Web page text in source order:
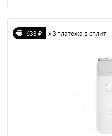
633 ₽ х 3 платежа в сплит